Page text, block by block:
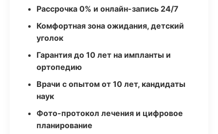
Рассрочка 0% и онлайн-запись 24/7
Комфортная зона ожидания, детский
уголок
Гарантия до 10 лет на импланты и
ортопедию
Врачи с опытом от 10 лет, кандидаты
наук
Фото-протокол лечения и цифровое
планирование